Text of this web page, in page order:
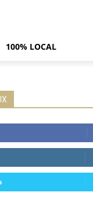
100% LOCAL